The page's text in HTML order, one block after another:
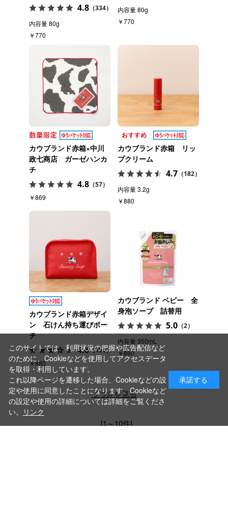
4.8 （334）
内容量 80g
￥770
内容量 80g
￥770
カウブランド赤箱×中川
政七商店 ガーゼハンカ
チ
4.8 （57）
￥869
カウブランド赤箱 リッ
プクリーム
4.7 （182）
内容量 3.2g
￥880
カウブランド赤箱デザイ
ン 石けん持ち運びポー
チ
4.6（154）
￥880
カウブランド ベビー 全
身泡ソープ 詰替用
5.0 （2）
内容量 350mL
￥880
つづきを見る
[1～10件]
このサイトでは、利用状況の把握や広告配信など
のために、Cookieなどを使用してアクセスデータ
を取得・利用しています。
これ以降ページを遷移した場合、Cookieなどの設
定や使用に同意したことになります。Cookieなど
の設定や使用の詳細については詳細をご覧くださ
い。 リンク
承諾する